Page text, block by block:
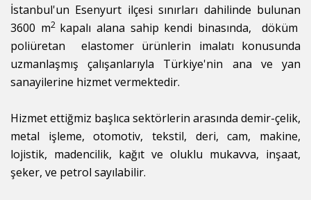
İstanbul'un Esenyurt ilçesi sınırları dahilinde bulunan
3600 m2 kapalı alana sahip kendi binasında, döküm
poliüretan elastomer ürünlerin imalatı konusunda
uzmanlaşmış çalışanlarıyla Türkiye'nin ana ve yan
sanayilerine hizmet vermektedir.
Hizmet ettiğmiz başlıca sektörlerin arasında demir-çelik,
metal işleme, otomotiv, tekstil, deri, cam, makine,
lojistik, madencilik, kağıt ve oluklu mukavva, inşaat,
şeker, ve petrol sayılabilir.